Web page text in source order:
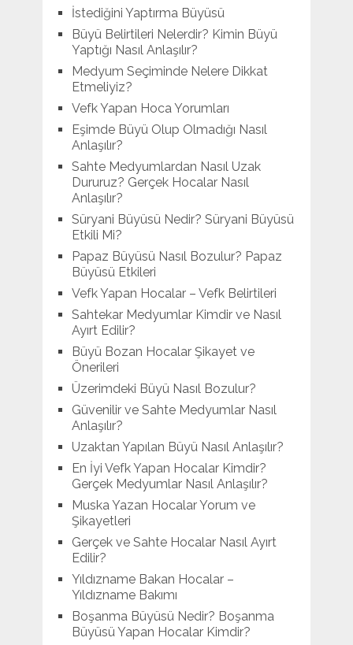
İstediğini Yaptırma Büyüsü
Büyü Belirtileri Nelerdir? Kimin Büyü
Yaptığı Nasıl Anlaşılır?
Medyum Seçiminde Nelere Dikkat
Etmeliyiz?
Vefk Yapan Hoca Yorumları
Eşimde Büyü Olup Olmadığı Nasıl
Anlaşılır?
Sahte Medyumlardan Nasıl Uzak
Dururuz? Gerçek Hocalar Nasıl
Anlaşılır?
Süryani Büyüsü Nedir? Süryani Büyüsü
Etkili Mi?
Papaz Büyüsü Nasıl Bozulur? Papaz
Büyüsü Etkileri
Vefk Yapan Hocalar – Vefk Belirtileri
Sahtekar Medyumlar Kimdir ve Nasıl
Ayırt Edilir?
Büyü Bozan Hocalar Şikayet ve
Önerileri
Üzerimdeki Büyü Nasıl Bozulur?
Güvenilir ve Sahte Medyumlar Nasıl
Anlaşılır?
Uzaktan Yapılan Büyü Nasıl Anlaşılır?
En İyi Vefk Yapan Hocalar Kimdir?
Gerçek Medyumlar Nasıl Anlaşılır?
Muska Yazan Hocalar Yorum ve
Şikayetleri
Gerçek ve Sahte Hocalar Nasıl Ayırt
Edilir?
Yıldızname Bakan Hocalar –
Yıldızname Bakımı
Boşanma Büyüsü Nedir? Boşanma
Büyüsü Yapan Hocalar Kimdir?